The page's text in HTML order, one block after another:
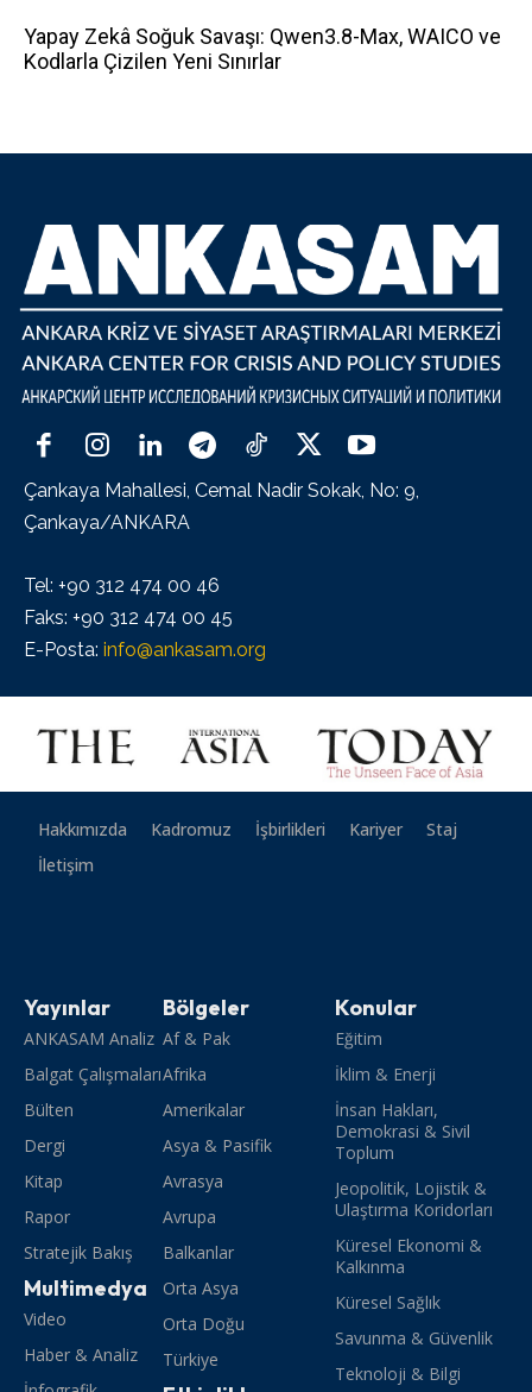
Yapay Zekâ Soğuk Savaşı: Qwen3.8-Max, WAICO ve
Kodlarla Çizilen Yeni Sınırlar
Çankaya Mahallesi, Cemal Nadir Sokak, No: 9,
Çankaya/ANKARA
Tel: +90 312 474 00 46
Faks: +90 312 474 00 45
E-Posta: info@ankasam.org
Hakkımızda Kadromuz İşbirlikleri Kariyer
Staj
İletişim
Yayınlar
ANKASAM Analiz
Balgat Çalışmaları
Bülten
Dergi
Kitap
Rapor
Stratejik Bakış
Multimedya
Video
Haber & Analiz
Bölgeler
Af & Pak
Afrika
Amerikalar
Asya & Pasifik
Avrasya
Avrupa
Balkanlar
Orta Asya
Orta Doğu
Türkiye
Konular
Eğitim
İklim & Enerji
İnsan Hakları,
Demokrasi & Sivil
Toplum
Jeopolitik, Lojistik &
Ulaştırma Koridorları
Küresel Ekonomi &
Kalkınma
Küresel Sağlık
Savunma & Güvenlik
Teknoloji & Bilgi